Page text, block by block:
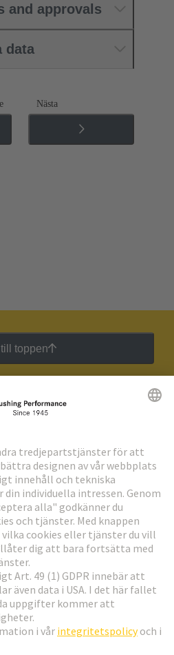
and approvals
data
Nästa
toppen